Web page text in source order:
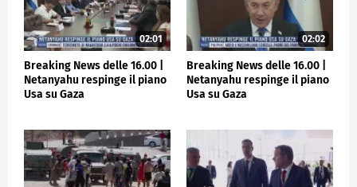
02:01
Breaking News delle 16.00 |
Netanyahu respinge il piano
Usa su Gaza
02:02
Breaking News delle 16.00 |
Netanyahu respinge il piano
Usa su Gaza